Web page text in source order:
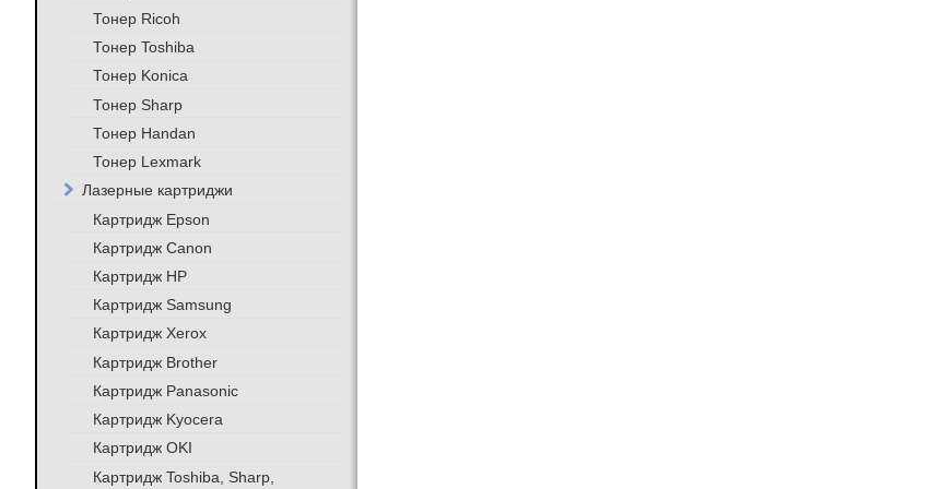
Тонер Ricoh
Тонер Toshiba
Тонер Konica
Тонер Sharp
Тонер Handan
Тонер Lexmark
Лазерные картриджи
Картридж Epson
Картридж Canon
Картридж HP
Картридж Samsung
Картридж Xerox
Картридж Brother
Картридж Panasonic
Картридж Kyocera
Картридж OKI
Картридж Toshiba, Sharp,